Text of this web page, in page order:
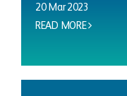
20 Mar 2023
READ MORE